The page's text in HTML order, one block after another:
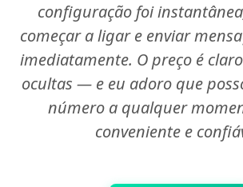
configuração foi
começar a ligar e enviar
imediatamente. O preço é
ocultas — e eu adoro que
número a qualquer
conveniente e